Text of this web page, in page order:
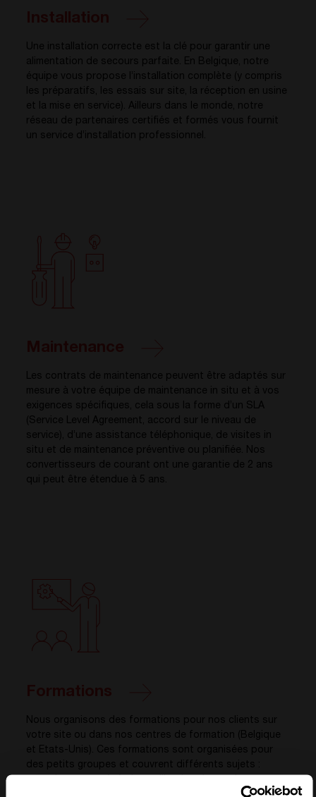
Une installation correcte est la clé pour garantir une
alimentation de secours parfaite. En Belgique, notre
équipe vous propose l’installation complète (y compris
les préparatifs, les essais sur site, la réception en usine
et la mise en service). Ailleurs dans le monde, notre
réseau de partenaires certifiés et formés vous fournit
un service d’installation professionnel.
Les contrats de maintenance peuvent être adaptés sur
mesure à votre équipe de maintenance in situ et à vos
exigences spécifiques, cela sous la forme d’un SLA
(Service Level Agreement, accord sur le niveau de
service), d’une assistance téléphonique, de visites in
situ et de maintenance préventive ou planifiée. Nos
convertisseurs de courant ont une garantie de 2 ans
qui peut être étendue à 5 ans.
Nous organisons des formations pour nos clients sur
votre site ou dans nos centres de formation (Belgique
et Etats-Unis). Ces formations sont organisées pour
des petits groupes et couvrent différents sujets :
maintenance de premier niveau, etc. Retrouvez toutes